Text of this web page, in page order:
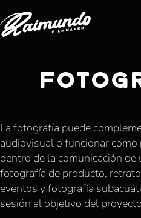
La fotografía puede
audiovisual o funcionar
dentro de la comunicación de
fotografía de producto,
eventos y fotografía
sesión al objetivo del